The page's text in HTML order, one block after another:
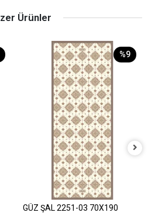
Ürünler
%9
GÜZ ŞAL 2251-03 70X190